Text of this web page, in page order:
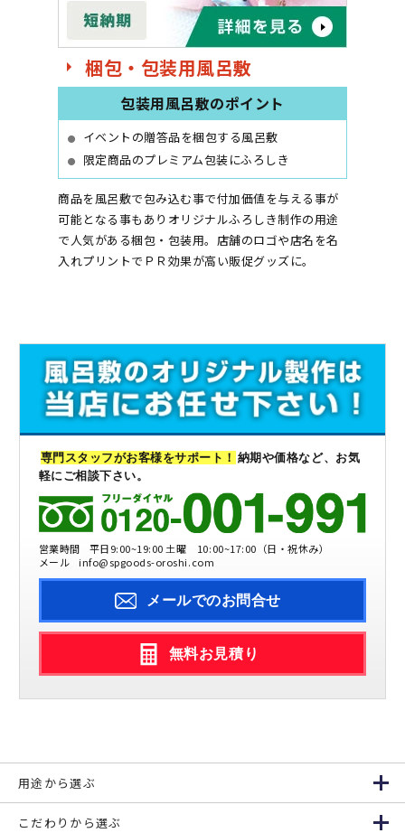
梱包・包装用風呂敷
包装用風呂敷のポイント
イベントの贈答品を梱包する風呂敷
限定商品のプレミアム包装にふろしき
商品を風呂敷で包み込む事で付加価値を与える事が
可能となる事もありオリジナルふろしき制作の用途
で人気がある梱包・包装用。店舗のロゴや店名を名
入れプリントでＰＲ効果が高い販促グッズに。
専門スタッフがお客様をサポート！ 納期や価格など、お気
軽にご相談下さい。
営業時間
平日9:00~19:00 土曜 10:00~17:00（日・祝休み）
メール
info@spgoods-oroshi.com
メールでのお問合せ
無料お見積り
用途から選ぶ
こだわりから選ぶ